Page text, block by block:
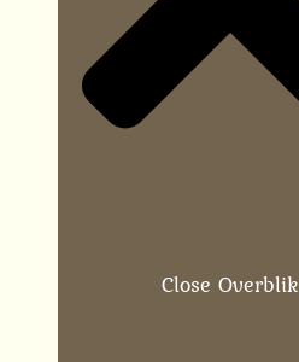
Close Overblik